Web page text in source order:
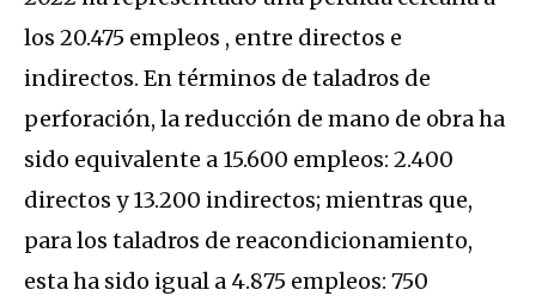
los 20.475 empleos , entre directos e
indirectos. En términos de taladros de
perforación, la reducción de mano de obra ha
sido equivalente a 15.600 empleos: 2.400
directos y 13.200 indirectos; mientras que,
para los taladros de reacondicionamiento,
esta ha sido igual a 4.875 empleos: 750